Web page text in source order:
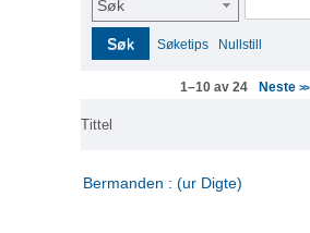
Søk
Søk Søketips Nullstill
1–10 av 24 Neste>>
Tittel
Bermanden : (ur Digte)